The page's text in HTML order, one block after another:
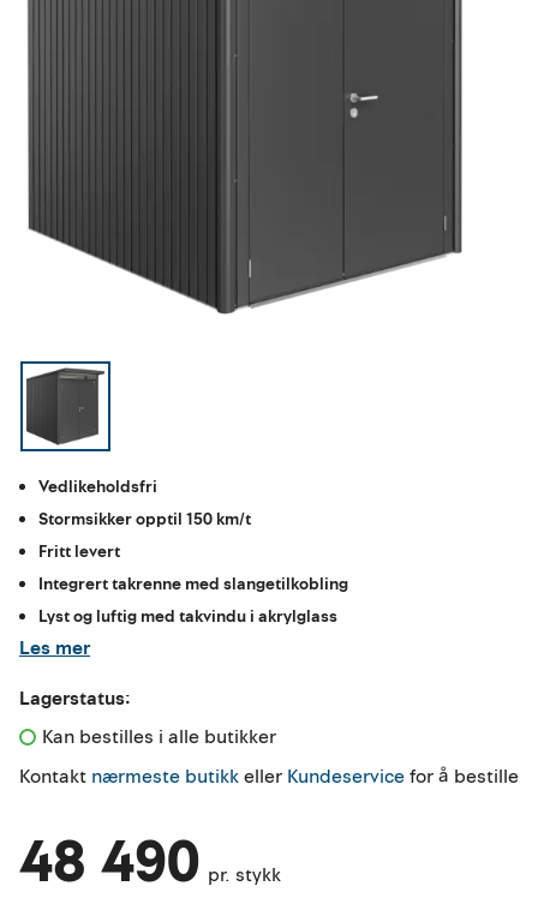
Vedlikeholdsfri
Stormsikker opptil 150 km/t
Fritt levert
Integrert takrenne med slangetilkobling
Lyst og luftig med takvindu i akrylglass
Les mer
Lagerstatus:
Kan bestilles i alle butikker
Kontakt nærmeste butikkeller Kundeservicefor å bestille
48 490 pr. stykk